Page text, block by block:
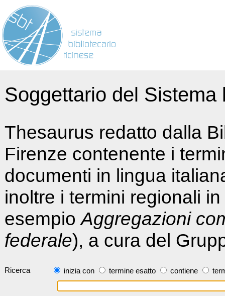
Soggettario del
Thesaurus redatto dalla
Firenze contenente i
documenti in lingua
inoltre i termini regionali
esempioAggregazioni
federale), a cura del
Ricerca inizia con termine esatto contiene